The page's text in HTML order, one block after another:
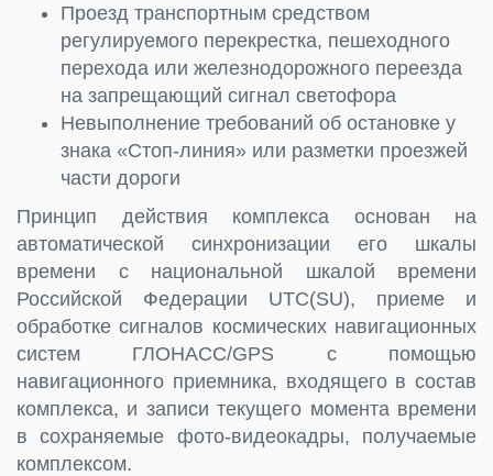
Проезд транспортным средством
регулируемого перекрестка, пешеходного
перехода или железнодорожного переезда
на запрещающий сигнал светофора
Невыполнение требований об остановке у
знака «Стоп-линия» или разметки проезжей
части дороги
Принцип действия комплекса основан на
автоматической синхронизации его шкалы
времени с национальной шкалой времени
Российской Федерации UTC(SU), приеме и
обработке сигналов космических навигационных
систем ГЛОНАСС/GPS с помощью
навигационного приемника, входящего в состав
комплекса, и записи текущего момента времени
в сохраняемые фото-видеокадры, получаемые
комплексом.